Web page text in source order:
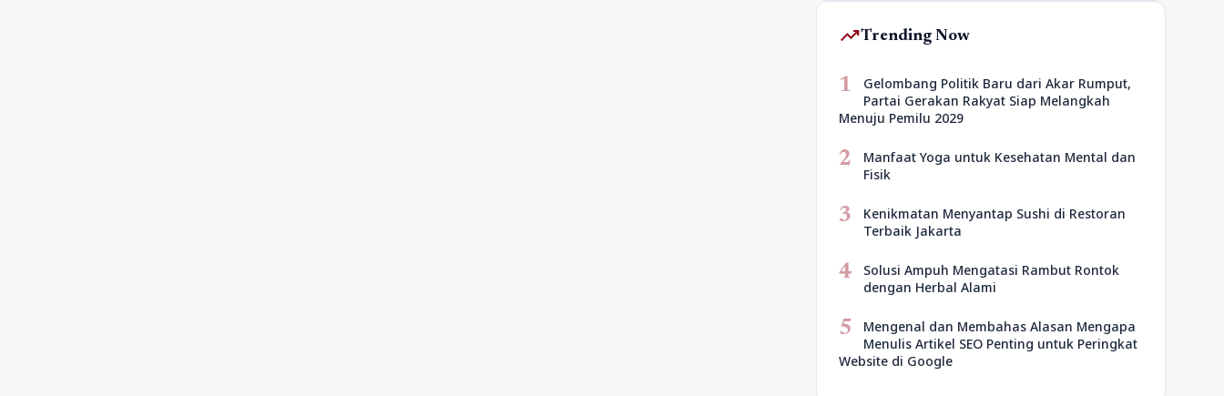
trending_upTrending Now
1
Gelombang Politik Baru dari Akar Rumput,
Partai Gerakan Rakyat Siap Melangkah
Menuju Pemilu 2029
2
Manfaat Yoga untuk Kesehatan Mental dan
Fisik
3
Kenikmatan Menyantap Sushi di Restoran
Terbaik Jakarta
4
Solusi Ampuh Mengatasi Rambut Rontok
dengan Herbal Alami
5
Mengenal dan Membahas Alasan Mengapa
Menulis Artikel SEO Penting untuk Peringkat
Website di Google